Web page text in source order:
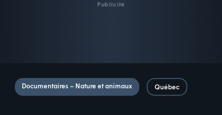
Publicité
Documentaires – Nature et animaux Québec